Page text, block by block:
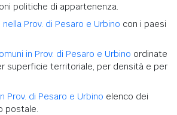
politiche di appartenenza.
Prov. di Pesaro e Urbino con i paesi
in Prov. di Pesaro e Urbino ordinate
superficie territoriale, per densità e per
Prov. di Pesaro e Urbino elenco dei
postale.